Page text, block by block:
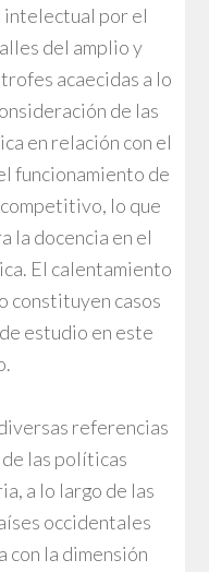
intelectual por el
del amplio y
acaecidas a lo
de las
en relación con el
funcionamiento de
lo que
la docencia en el
El calentamiento
constituyen casos
estudio en este
referencias
las políticas
a lo largo de las
occidentales
con la dimensión